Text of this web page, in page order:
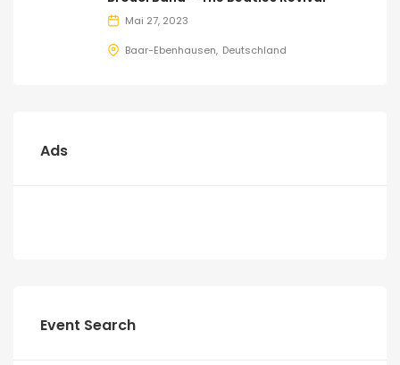
Mai 27, 2023
Baar-Ebenhausen Deutschland
Ads
Event Search